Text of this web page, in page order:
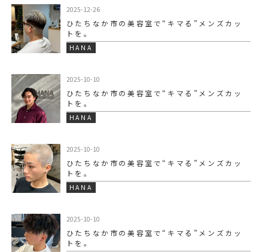
2025-12-26
ひたちなか市の美容室で“キマる”メンズカッ
トを。
HANA
2025-10-10
ひたちなか市の美容室で“キマる”メンズカッ
トを。
HANA
2025-10-10
ひたちなか市の美容室で“キマる”メンズカッ
トを。
HANA
2025-10-10
ひたちなか市の美容室で“キマる”メンズカッ
トを。